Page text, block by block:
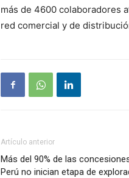
más de 4600 colaboradores
red comercial y de
Artículo anterior
Más del 90% de las
Perú no inician etapa de